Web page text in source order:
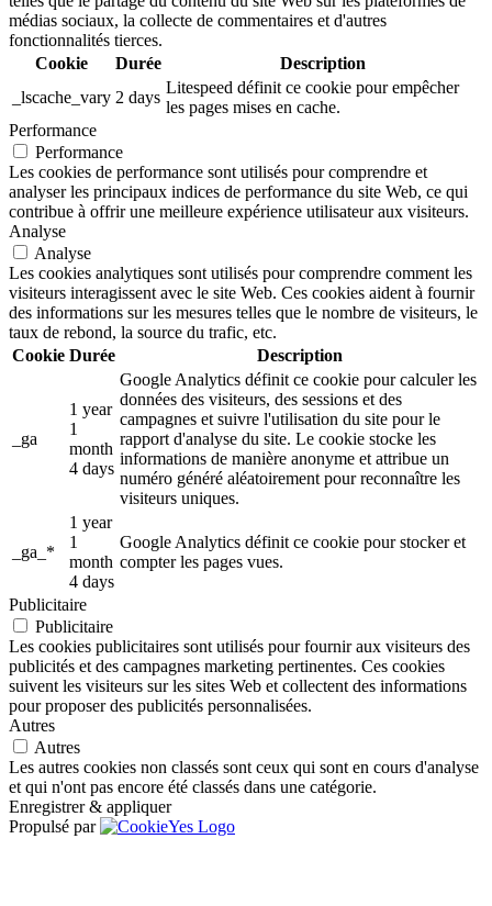
médias sociaux, la collecte de commentaires et d'autres
fonctionnalités tierces.
Cookie
Durée
Description
_lscache_vary 2 days
Litespeed définit ce cookie pour empêcher
les pages mises en cache.
Performance
Performance
Les cookies de performance sont utilisés pour comprendre et
analyser les principaux indices de performance du site Web, ce qui
contribue à offrir une meilleure expérience utilisateur aux visiteurs.
Analyse
Analyse
Les cookies analytiques sont utilisés pour comprendre comment les
visiteurs interagissent avec le site Web. Ces cookies aident à fournir
des informations sur les mesures telles que le nombre de visiteurs, le
taux de rebond, la source du trafic, etc.
Cookie Durée Description
_ga
1 year
1
month
4 days
Google Analytics définit ce cookie pour calculer les
données des visiteurs, des sessions et des
campagnes et suivre l'utilisation du site pour le
rapport d'analyse du site. Le cookie stocke les
informations de manière anonyme et attribue un
numéro généré aléatoirement pour reconnaître les
visiteurs uniques.
_ga_*
1 year
1
month
4 days
Google Analytics définit ce cookie pour stocker et
compter les pages vues.
Publicitaire
Publicitaire
Les cookies publicitaires sont utilisés pour fournir aux visiteurs des
publicités et des campagnes marketing pertinentes. Ces cookies
suivent les visiteurs sur les sites Web et collectent des informations
pour proposer des publicités personnalisées.
Autres
Autres
Les autres cookies non classés sont ceux qui sont en cours d'analyse
et qui n'ont pas encore été classés dans une catégorie.
Enregistrer & appliquer
Propulsé par